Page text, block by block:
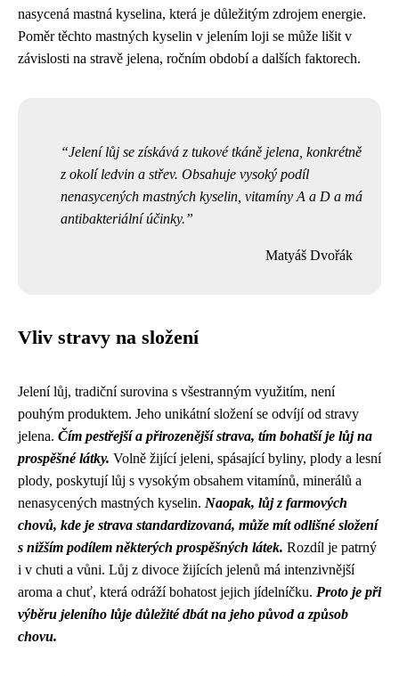
nasycená mastná kyselina, která je důležitým zdrojem energie.
Poměr těchto mastných kyselin v jelením loji se může lišit v
závislosti na stravě jelena, ročním období a dalších faktorech.
Jelení lůj se získává z tukové tkáně jelena, konkrétně
z okolí ledvin a střev. Obsahuje vysoký podíl
nenasycených mastných kyselin, vitamíny A a D a má
antibakteriální účinky.
Matyáš Dvořák
Vliv stravy na složení
Jelení lůj, tradiční surovina s všestranným využitím, není
pouhým produktem. Jeho unikátní složení se odvíjí od stravy
jelena. Čím pestřejší a přirozenější strava, tím bohatší je lůj na
prospěšné látky. Volně žijící jeleni, spásající byliny, plody a lesní
plody, poskytují lůj s vysokým obsahem vitamínů, minerálů a
nenasycených mastných kyselin. Naopak, lůj z farmových
chovů, kde je strava standardizovaná, může mít odlišné složení
s nižším podílem některých prospěšných látek. Rozdíl je patrný
i v chuti a vůni. Lůj z divoce žijících jelenů má intenzivnější
aroma a chuť, která odráží bohatost jejich jídelníčku. Proto je při
výběru jeleního lůje důležité dbát na jeho původ a způsob
chovu.